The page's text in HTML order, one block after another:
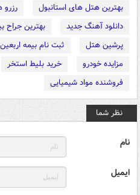
بهترین هتل های استانبول
رزرو
دانلود آهنگ جدید
بهترین جراح
پرشین هتل
ثبت نام بیمه اربعین
مزایده خودرو
خرید بلیط استخر
فروشنده مواد شیمیایی
نظر شما
نام
ایمیل